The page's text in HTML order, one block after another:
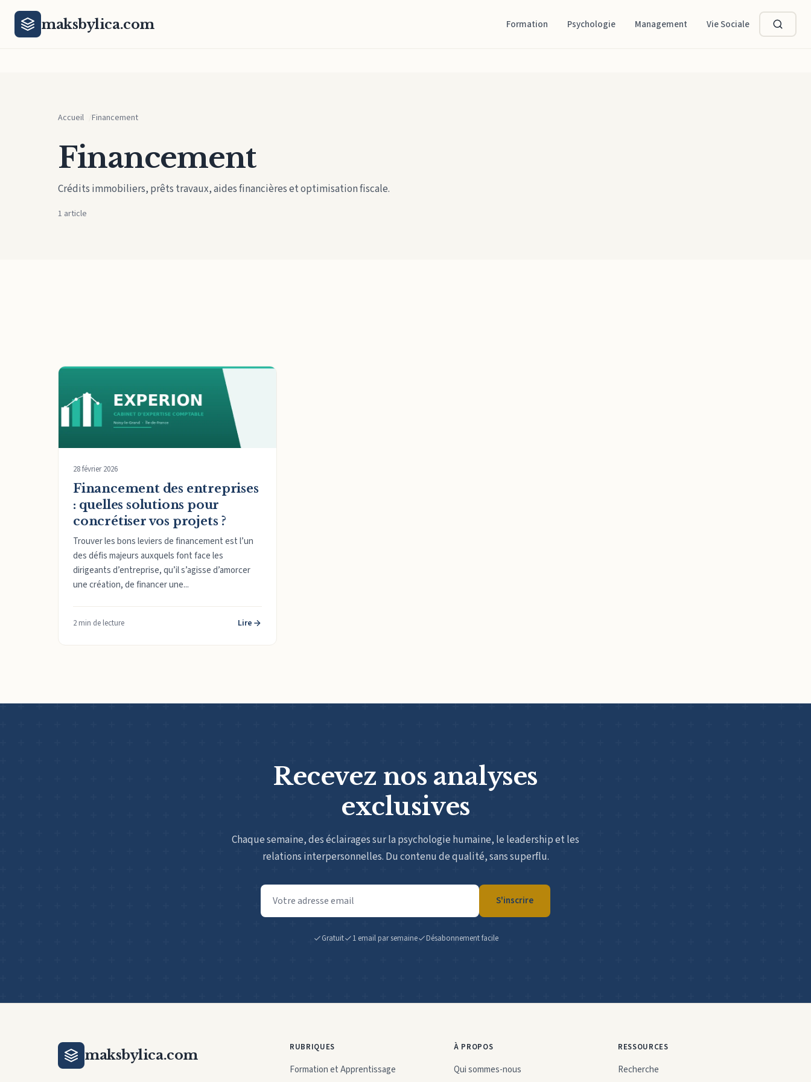
maksbylica.com Formation Psychologie Management Vie Sociale
Accueil Financement
Financement
Crédits immobiliers, prêts travaux, aides financières et optimisation fiscale.
1 article
28 février 2026
Financement des entreprises
: quelles solutions pour
concrétiser vos projets ?
Trouver les bons leviers de financement est l’un
des défis majeurs auxquels font face les
dirigeants d’entreprise, qu’il s’agisse d’amorcer
une création, de financer une...
2 min de lecture Lire
Recevez nos analyses
exclusives
Chaque semaine, des éclairages sur la psychologie humaine, le leadership et les
relations interpersonnelles. Du contenu de qualité, sans superflu.
Adresse
email
S'inscrire
Gratuit 1 email par semaine Désabonnement facile
maksbylica.com
RUBRIQUES
Formation et Apprentissage
À PROPOS
Qui sommes-nous
RESSOURCES
Recherche